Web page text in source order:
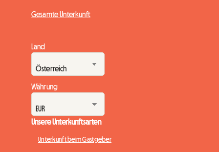
Gesamte Unterkunft
Land
Währung
Unsere Unterkunftsarten
Unterkunft beim Gastgeber